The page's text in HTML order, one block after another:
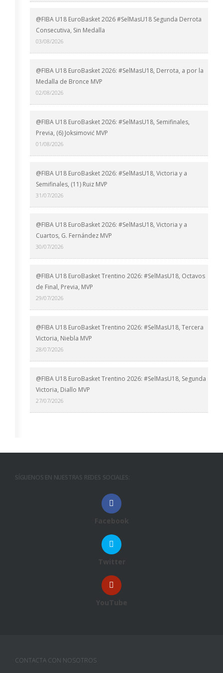
@FIBA U18 EuroBasket 2026 #SelMasU18 Segunda Derrota
Consecutiva, Sin Medalla
03/08/2026
@FIBA U18 EuroBasket 2026: #SelMasU18, Derrota, a por la
Medalla de Bronce MVP
02/08/2026
@FIBA U18 EuroBasket 2026: #SelMasU18, Semifinales,
Previa, (6) Joksimović MVP
01/08/2026
@FIBA U18 EuroBasket 2026: #SelMasU18, Victoria y a
Semifinales, (11) Ruiz MVP
31/07/2026
@FIBA U18 EuroBasket 2026: #SelMasU18, Victoria y a
Cuartos, G. Fernández MVP
30/07/2026
@FIBA U18 EuroBasket Trentino 2026: #SelMasU18, Octavos
de Final, Previa, MVP
29/07/2026
@FIBA U18 EuroBasket Trentino 2026: #SelMasU18, Tercera
Victoria, Niebla MVP
28/07/2026
@FIBA U18 EuroBasket Trentino 2026: #SelMasU18, Segunda
Victoria, Diallo MVP
27/07/2026
SÍGUENOS EN NUESTRAS REDES SOCIALES:
Facebook
Twitter
YouTube
CONTACTA CON NOSOTROS